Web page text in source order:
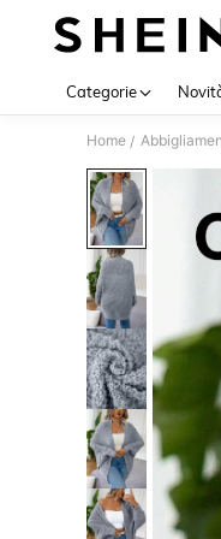
Categorie
Home /